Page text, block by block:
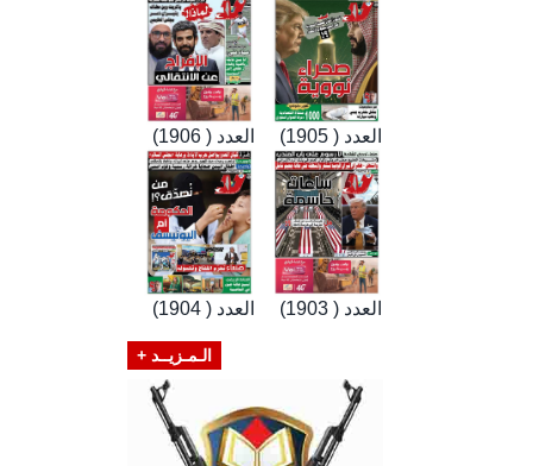
العدد ( 1906) العدد ( 1905)
العدد ( 1904) العدد ( 1903)
الـمـزيــد +